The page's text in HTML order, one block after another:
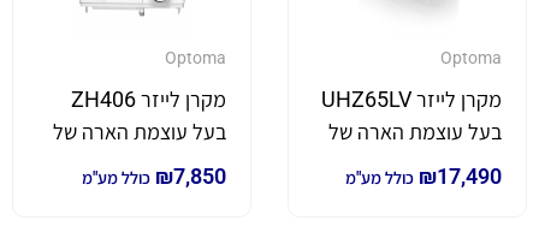
Optoma
מקרן לייזר UHZ65LV
בעל עוצמת הארה של
5,000 לומן *4K* ₪17,490 כולל מע"מ
Optoma
מקרן לייזר ZH406
בעל עוצמת הארה של
4,500 לומן₪7,850 כולל מע"מ